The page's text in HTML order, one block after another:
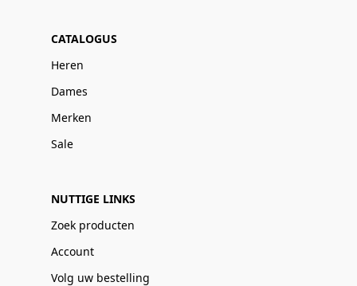
CATALOGUS
Heren
Dames
Merken
Sale
NUTTIGE LINKS
Zoek producten
Account
Volg uw bestelling